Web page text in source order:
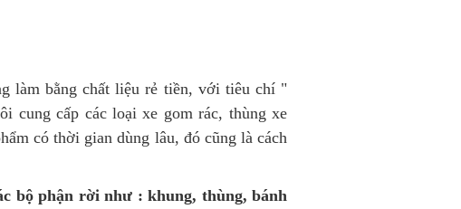
làm bằng chất liệu rẻ tiền, với tiêu chí "
cung cấp các loại xe gom rác, thùng xe
có thời gian dùng lâu, đó cũng là cách
bộ phận rời như : khung, thùng, bánh